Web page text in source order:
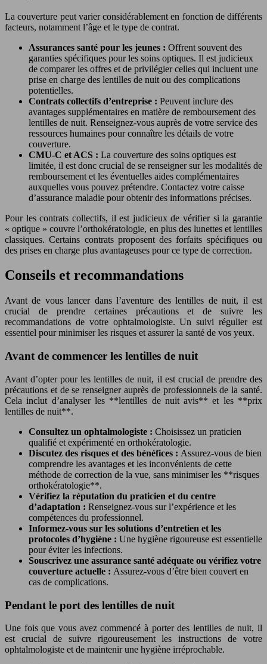
La couverture peut varier considérablement en fonction de différents
facteurs, notamment l’âge et le type de contrat.
Assurances santé pour les jeunes : Offrent souvent des
garanties spécifiques pour les soins optiques. Il est judicieux
de comparer les offres et de privilégier celles qui incluent une
prise en charge des lentilles de nuit ou des complications
potentielles.
Contrats collectifs d’entreprise : Peuvent inclure des
avantages supplémentaires en matière de remboursement des
lentilles de nuit. Renseignez-vous auprès de votre service des
ressources humaines pour connaître les détails de votre
couverture.
CMU-C et ACS : La couverture des soins optiques est
limitée, il est donc crucial de se renseigner sur les modalités de
remboursement et les éventuelles aides complémentaires
auxquelles vous pouvez prétendre. Contactez votre caisse
d’assurance maladie pour obtenir des informations précises.
Pour les contrats collectifs, il est judicieux de vérifier si la garantie
« optique » couvre l’orthokératologie, en plus des lunettes et lentilles
classiques. Certains contrats proposent des forfaits spécifiques ou
des prises en charge plus avantageuses pour ce type de correction.
Conseils et recommandations
Avant de vous lancer dans l’aventure des lentilles de nuit, il est
crucial de prendre certaines précautions et de suivre les
recommandations de votre ophtalmologiste. Un suivi régulier est
essentiel pour minimiser les risques et assurer la santé de vos yeux.
Avant de commencer les lentilles de nuit
Avant d’opter pour les lentilles de nuit, il est crucial de prendre des
précautions et de se renseigner auprès de professionnels de la santé.
Cela inclut d’analyser les **lentilles de nuit avis** et les **prix
lentilles de nuit**.
Consultez un ophtalmologiste : Choisissez un praticien
qualifié et expérimenté en orthokératologie.
Discutez des risques et des bénéfices : Assurez-vous de bien
comprendre les avantages et les inconvénients de cette
méthode de correction de la vue, sans minimiser les **risques
orthokératologie**.
Vérifiez la réputation du praticien et du centre
d’adaptation : Renseignez-vous sur l’expérience et les
compétences du professionnel.
Informez-vous sur les solutions d’entretien et les
protocoles d’hygiène : Une hygiène rigoureuse est essentielle
pour éviter les infections.
Souscrivez une assurance santé adéquate ou vérifiez votre
couverture actuelle : Assurez-vous d’être bien couvert en
cas de complications.
Pendant le port des lentilles de nuit
Une fois que vous avez commencé à porter des lentilles de nuit, il
est crucial de suivre rigoureusement les instructions de votre
ophtalmologiste et de maintenir une hygiène irréprochable.